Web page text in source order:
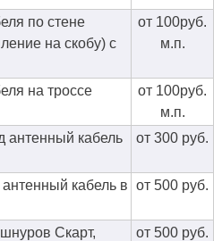
по стене
на скобу) с
от 100руб.
м.п.
на троссе
от 100руб.
м.п.
антенный кабель
от 300 руб.
кабель в от 500 руб.
Скарт,
от 500 руб.